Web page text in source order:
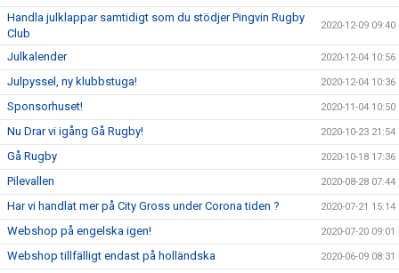
Handla julklappar samtidigt som du stödjer Pingvin Rugby
Club
2020-12-09 09:40
Julkalender 2020-12-04 10:56
Julpyssel, ny klubbstuga! 2020-12-04 10:36
Sponsorhuset! 2020-11-04 10:50
Nu Drar vi igång Gå Rugby! 2020-10-23 21:54
Gå Rugby 2020-10-18 17:36
Pilevallen 2020-08-28 07:44
Har vi handlat mer på City Gross under Corona tiden ? 2020-07-21 15:14
Webshop på engelska igen! 2020-07-20 09:01
Webshop tillfälligt endast på holländska 2020-06-09 08:31